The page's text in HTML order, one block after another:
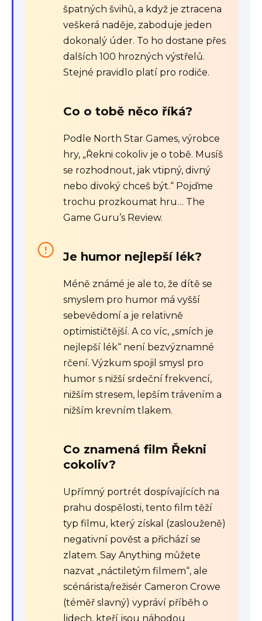
špatných švihů, a když je ztracena
veškerá naděje, zaboduje jeden
dokonalý úder. To ho dostane přes
dalších 100 hrozných výstřelů.
Stejné pravidlo platí pro rodiče.
Co o tobě něco říká?
Podle North Star Games, výrobce
hry, „Řekni cokoliv je o tobě. Musíš
se rozhodnout, jak vtipný, divný
nebo divoký chceš být.“ Pojďme
trochu prozkoumat hru… The
Game Guru’s Review.
Je humor nejlepší lék?
Méně známé je ale to, že dítě se
smyslem pro humor má vyšší
sebevědomí a je relativně
optimističtější. A co víc, „smích je
nejlepší lék“ není bezvýznamné
rčení. Výzkum spojil smysl pro
humor s nižší srdeční frekvencí,
nižším stresem, lepším trávením a
nižším krevním tlakem.
Co znamená film Řekni
cokoliv?
Upřímný portrét dospívajících na
prahu dospělosti, tento film těží
typ filmu, který získal (zaslouženě)
negativní pověst a přichází se
zlatem. Say Anything můžete
nazvat „náctiletým filmem“, ale
scénárista/režisér Cameron Crowe
(téměř slavný) vypráví příběh o
lidech, kteří jsou náhodou